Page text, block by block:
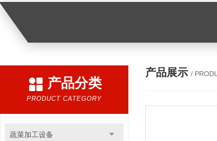
产品分类
PRODUCT CATEGORY
蔬菜加工设备
产品展示 /